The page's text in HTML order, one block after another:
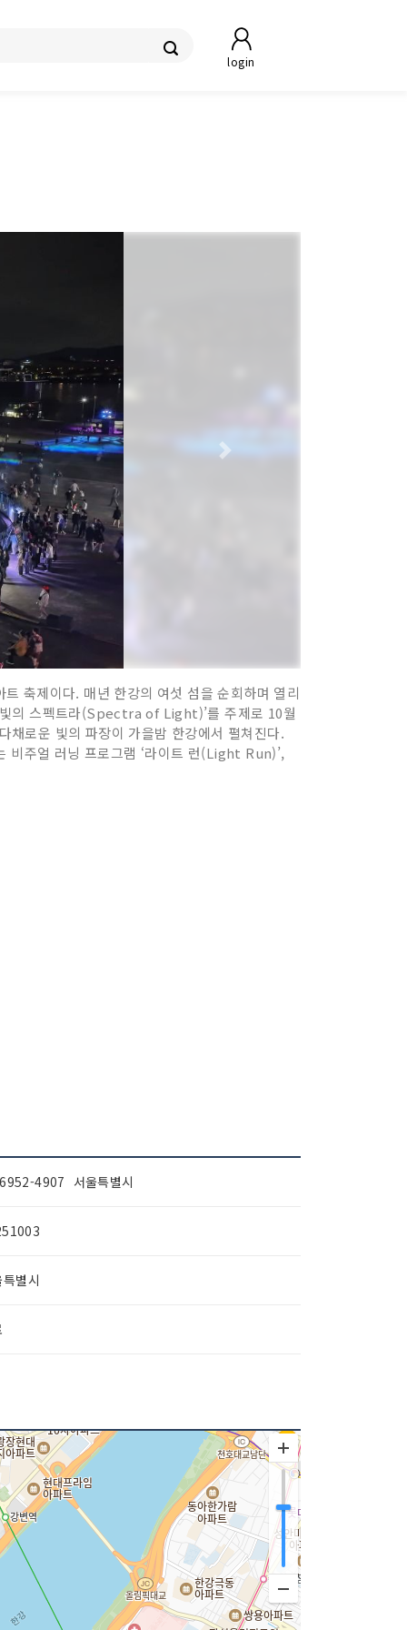
login
축제이다. 매년 한강의 여섯 섬을 순회하며 열리
빛의 스펙트라(Spectra of Light)’를 주제로 10월
채로운 빛의 파장이 가을밤 한강에서 펼쳐진다.
주얼 러닝 프로그램 ‘라이트 런(Light Run)’,
4907 서울특별시
별시